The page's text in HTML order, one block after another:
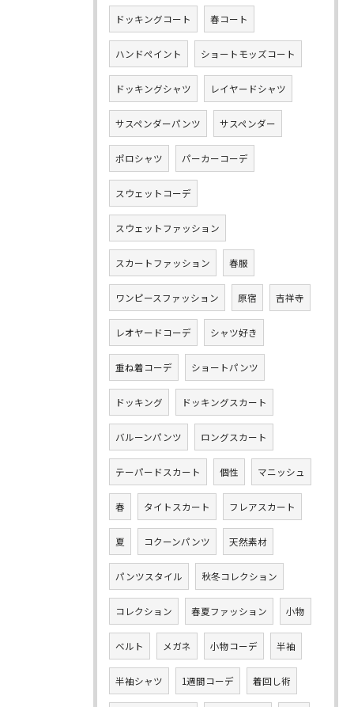
ドッキングコート 春コート
ハンドペイント ショートモッズコート
ドッキングシャツ レイヤードシャツ
サスペンダーパンツ サスペンダー
ポロシャツ パーカーコーデ
スウェットコーデ
スウェットファッション
スカートファッション 春服
ワンピースファッション 原宿 吉祥寺
レオヤードコーデ シャツ好き
重ね着コーデ ショートパンツ
ドッキング ドッキングスカート
バルーンパンツ ロングスカート
テーパードスカート 個性 マニッシュ
春 タイトスカート フレアスカート
夏 コクーンパンツ 天然素材
パンツスタイル 秋冬コレクション
コレクション 春夏ファッション 小物
ベルト メガネ 小物コーデ 半袖
半袖シャツ 1週間コーデ 着回し術